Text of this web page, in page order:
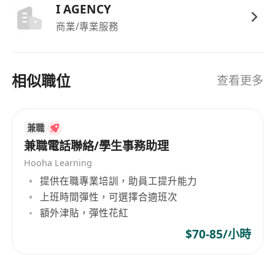
I AGENCY
商業/專業服務
相似職位 查看更多
兼職
兼職電話聯絡/學生事務助理
Hooha Learning
提供在職專業培訓，助員工提升能力
上班時間彈性，可選擇合適班次
額外津貼，彈性花紅
$70-85/小時